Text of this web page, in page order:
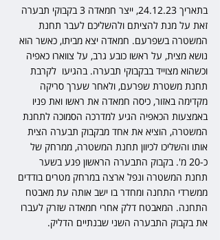
בתאריך 24.12.23, ייצר חמאדה 3 בקבוקי תבערה
זאת על מנת להציתם ולהשליכם לעבר תחנת
המשטרה בשפרעם. חמאדה יצא מביתו, כאשר הוא
נושא מצית, על ראשו כובע גרב, על צווארו כאפיה
וכשהוא מצוייד בבקבוקי תבערה. בהגיעו  לקרבת
תחנת משטרת שפרעם, ולאחר שערך סריקה
מקדימה באזור, כיסה חמאדה את ראשו ואת פניו
באמצעות הכאפיה הגיע למדרכה הסמוכה לתחנת
המשטרה, הוציא את אחד מבקבוק תבערה הצית
אותו והשליכו לכיוון תחנת המשטרה, ממרחק של
כ-20 מ'. בקבוק התבערה הראשון פגע בשער
תחנת המשטרה ונפל ארצה במרחק מטרים בודדים
ממשרדי התחנה ומחדר בו ישב אותה עת מאבטח
התחנה. המאבטח דלק אחרי חמאדה שזרק לעברו
את בקבוק התבערה השני שבנתיים הדליק.